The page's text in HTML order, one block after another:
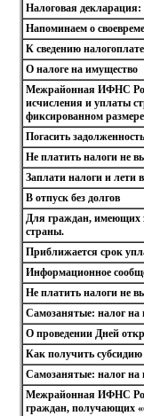
Налоговая декларация:
Напоминаем о
К сведению
О налоге на имущество
Межрайонная ИФНС
исчисления и уплаты
фиксированном
Погасить
Не платить налоги не
Заплати налоги и лети
В отпуск без долгов
Для граждан, имеющих
страны.
Приближается срок
Информационное
Не платить налоги не
Самозанятые: налог на
О проведении Дней
Как получить субсидию
Самозанятые: налог на
Межрайонная ИФНС
граждан, получающих